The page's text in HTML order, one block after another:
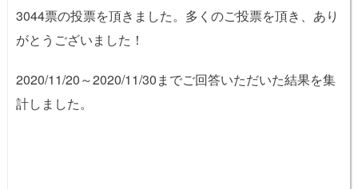
3044票の投票を頂きました。多くのご投票を頂き、あり
がとうございました！
2020/11/20～2020/11/30までご回答いただいた結果を集
計しました。